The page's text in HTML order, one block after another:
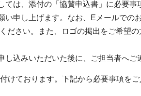
ては、添付の「協賛申込書」に必要
い申し上げます。なお、Eメールでの
ださい。また、ロゴの掲出をご希望
込みいただいた後に、ご担当者へご
けております。下記から必要事項を